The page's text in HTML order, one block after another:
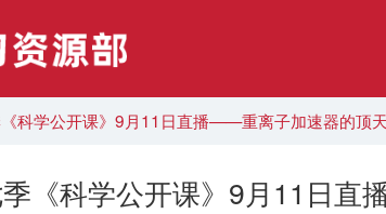
科学公开课》9月11日直播——重离子加速器的顶
《科学公开课》9月11日